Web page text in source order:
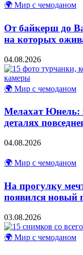
🌍 Мир с чемоданом
От байкерш до
на которых
04.08.2026
🌍 Мир с чемоданом
Мелахат Юнель:
деталях
04.08.2026
🌍 Мир с чемоданом
На прогулку
появился новый
03.08.2026
🌍 Мир с чемоданом